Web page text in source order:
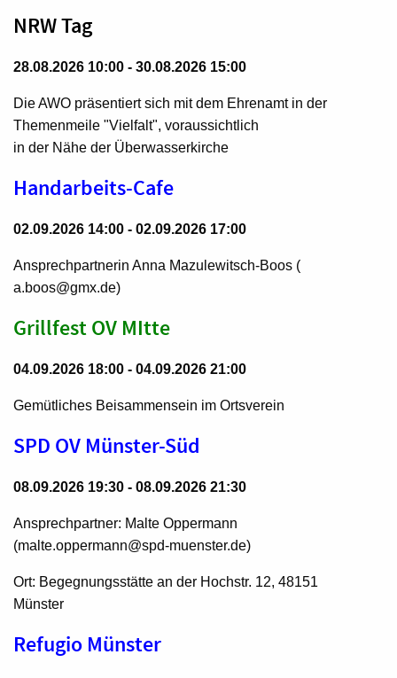
NRW Tag
28.08.2026 10:00 - 30.08.2026 15:00
Die AWO präsentiert sich mit dem Ehrenamt in der
Themenmeile "Vielfalt", voraussichtlich
in der Nähe der Überwasserkirche
Handarbeits-Cafe
02.09.2026 14:00 - 02.09.2026 17:00
Ansprechpartnerin Anna Mazulewitsch-Boos (
a.boos@gmx.de)
Grillfest OV MItte
04.09.2026 18:00 - 04.09.2026 21:00
Gemütliches Beisammensein im Ortsverein
SPD OV Münster-Süd
08.09.2026 19:30 - 08.09.2026 21:30
Ansprechpartner: Malte Oppermann
(malte.oppermann@spd-muenster.de)
Ort: Begegnungsstätte an der Hochstr. 12, 48151
Münster
Refugio Münster